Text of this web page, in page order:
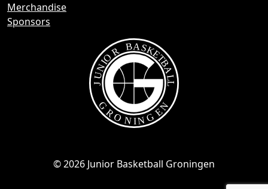
Merchandise
Sponsors
© 2026 Junior Basketball Groningen